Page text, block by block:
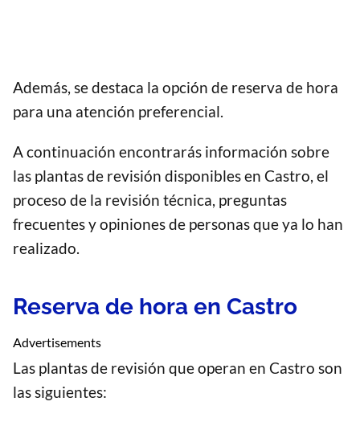
Además, se destaca la opción de reserva de hora
para una atención preferencial.
A continuación encontrarás información sobre
las plantas de revisión disponibles en Castro, el
proceso de la revisión técnica, preguntas
frecuentes y opiniones de personas que ya lo han
realizado.
Reserva de hora en Castro
Advertisements
Las plantas de revisión que operan en Castro son
las siguientes: